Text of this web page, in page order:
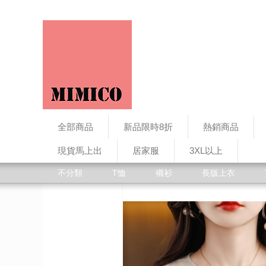
全部商品 新品限時8折 熱銷商品
現貨馬上出 居家服 3XL以上
不分類 T恤 襯衫 長版上衣